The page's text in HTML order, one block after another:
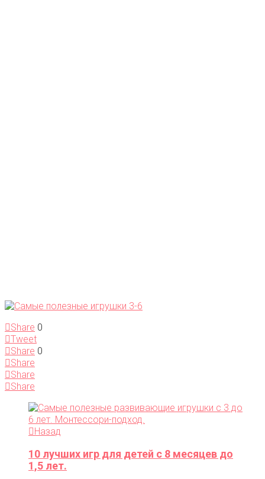
Share 0
Tweet
Share 0
Share
Share
Share
Назад
10 лучших игр для детей с 8 месяцев до
1,5 лет.